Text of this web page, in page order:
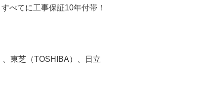
すべてに工事保証10年付帯！
東芝（TOSHIBA）、日立